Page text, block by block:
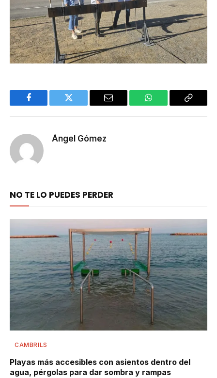
Facebook Twitter Email WhatsApp Copy
Ángel Gómez
NO TE LO PUEDES PERDER
CAMBRILS
Playas más accesibles con asientos dentro del
agua, pérgolas para dar sombra y rampas